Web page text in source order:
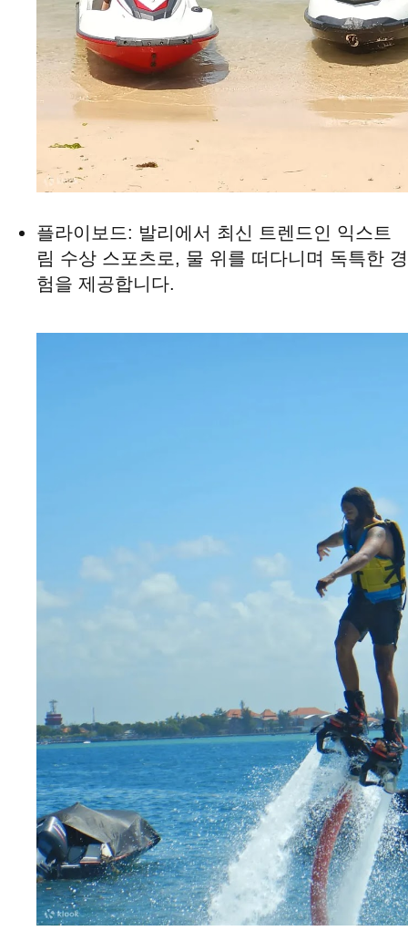
플라이보드: 발리에서 최신 트렌드인 익스트
림 수상 스포츠로, 물 위를 떠다니며 독특한 경
험을 제공합니다.